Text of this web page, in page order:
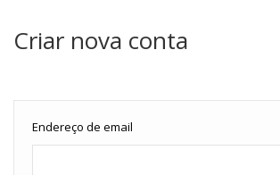
Criar nova conta
Endereço de email